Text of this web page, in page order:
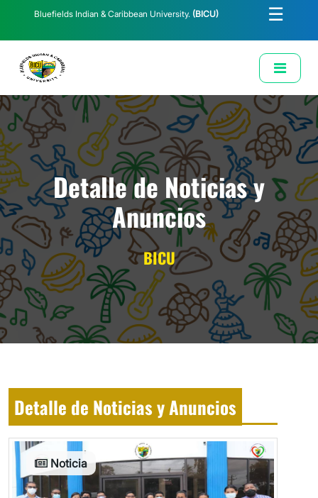
Bluefields Indian & Caribbean University. (BICU) ☰
Solicitud de Correo Institucional
Detalle de Noticias y
Anuncios
BICU
Detalle de Noticias y Anuncios
Noticia